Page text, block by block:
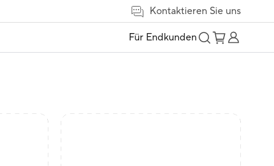
Kontaktieren Sie uns
Für Endkunden